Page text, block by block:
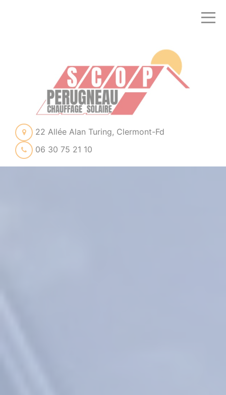
22 Allée Alan Turing, Clermont-Fd
06 30 75 21 10